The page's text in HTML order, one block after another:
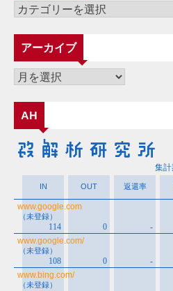
カ
ゴ
リ
ー
アーカイブ
ア
カ
イ
ブ
AH